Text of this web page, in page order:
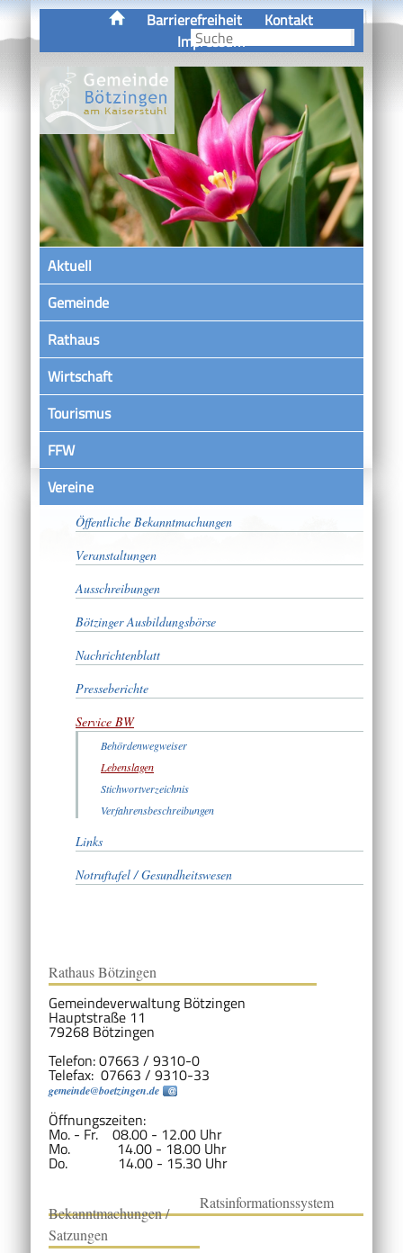
Barrierefreiheit
Kontakt
Impressum
Aktuell
Gemeinde
Rathaus
Wirtschaft
Tourismus
FFW
VereineSatzungen
Öffentliche Bekanntmachungen
Veranstaltungen
Ausschreibungen
Bötzinger Ausbildungsbörse
Nachrichtenblatt
Presseberichte
Service BW
Behördenwegweiser
Lebenslagen
Stichwortverzeichnis
Verfahrensbeschreibungen
Links
Notruftafel / Gesundheitswesen
Rathaus Bötzingen
Gemeindeverwaltung Bötzingen
Hauptstraße 11
79268 Bötzingen
Telefon: 07663 / 9310-0
Telefax: 07663 / 9310-33
gemeinde@boetzingen.de
Öffnungszeiten:
Mo. - Fr. 08.00 - 12.00 Uhr
Mo. 14.00 - 18.00 Uhr
Do. 14.00 - 15.30 Uhr
Bekanntmachungen /
Satzungen
Ratsinformationssystem